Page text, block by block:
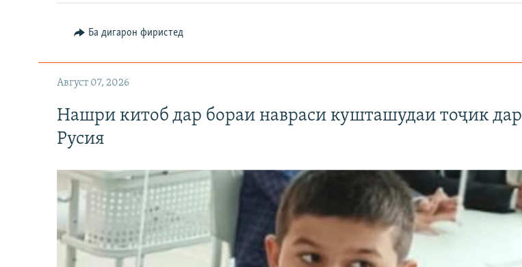
Ба дигарон фиристед
Август 07, 2026
Нашри китоб дар бораи навраси кушташудаи тоҷик дар
Русия